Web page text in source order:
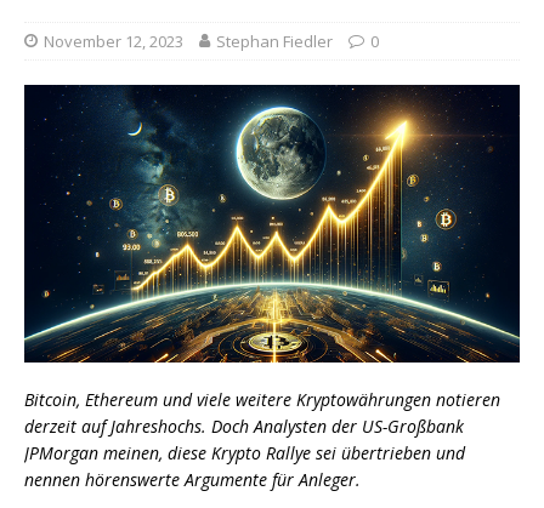
November 12, 2023 Stephan Fiedler 0
Bitcoin, Ethereum und viele weitere Kryptowährungen notieren
derzeit auf Jahreshochs. Doch Analysten der US-Großbank
JPMorgan meinen, diese Krypto Rallye sei übertrieben und
nennen hörenswerte Argumente für Anleger.